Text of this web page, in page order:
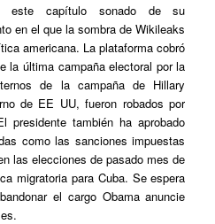
este capítulo sonado de su
en el que la sombra de Wikileaks
americana. La plataforma cobró
la última campaña electoral por la
de la campaña de Hillary
de EE UU, fueron robados por
presidente también ha aprobado
como las sanciones impuestas
las elecciones de pasado mes de
migratoria para Cuba. Se espera
el cargo Obama anuncie